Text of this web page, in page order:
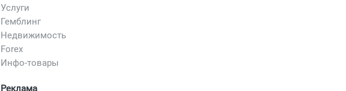
Услуги
Гемблинг
Недвижимость
Forex
Инфо-товары
Реклама